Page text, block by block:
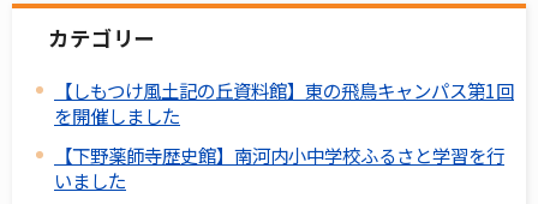
カテゴリー
【しもつけ風土記の丘資料館】東の飛鳥キャンパス第1回
を開催しました
【下野薬師寺歴史館】南河内小中学校ふるさと学習を行
いました